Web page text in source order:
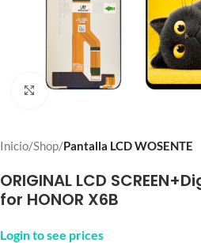
Click to enlarge
Inicio Shop Pantalla LCD WOSENTE
ORIGINAL LCD
for HONOR X6B
Login to see prices